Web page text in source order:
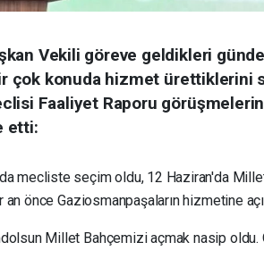
Vekili göreve geldikleri
çok konuda hizmet ürettiklerini
Faaliyet Raporu
etti:
mecliste seçim oldu, 12 Haziran'da
önce Gaziosmanpaşaların hizmetine
Millet Bahçemizi açmak nasip